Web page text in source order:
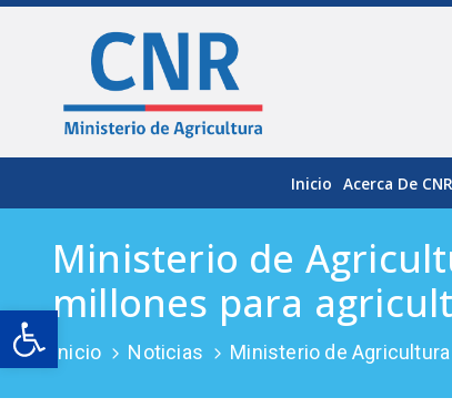
Open toolbar
Inicio Acerca De CNR
Ministerio de
millones para
Inicio Noticias Ministerio de